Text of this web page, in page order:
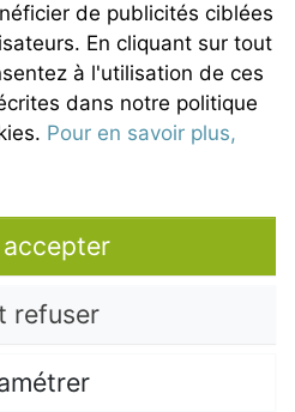
de Bélézy
légales
de vente
photos
- All rights reserved. All media and
owners. Photos and maps are
de publicités ciblées
En cliquant sur tout
à l'utilisation de ces
dans notre politique
Pour en savoir plus,
refuser